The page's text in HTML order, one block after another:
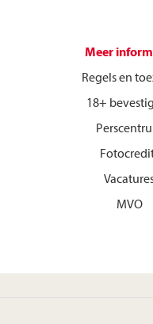
Meer
Regels en
18+
MVO